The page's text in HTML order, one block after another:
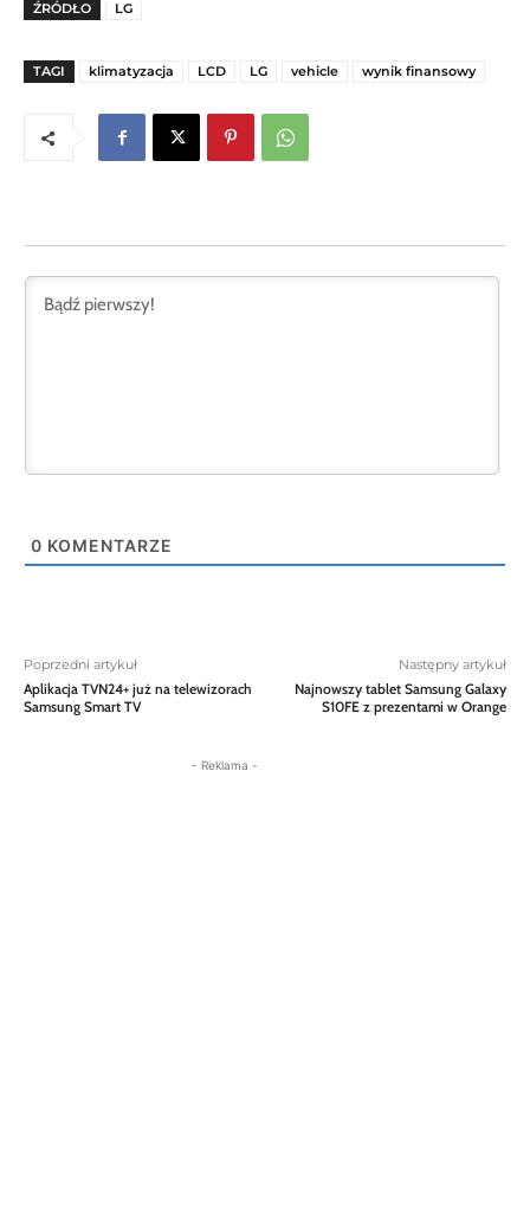
ŹRÓDŁO LG
TAGI klimatyzacja LCD LG vehicle wynik finansowy
0 KOMENTARZE
Poprzedni artykuł
Aplikacja TVN24+ już na telewizorach
Samsung Smart TV
Następny artykuł
Najnowszy tablet Samsung Galaxy
S10FE z prezentami w Orange
- Reklama -